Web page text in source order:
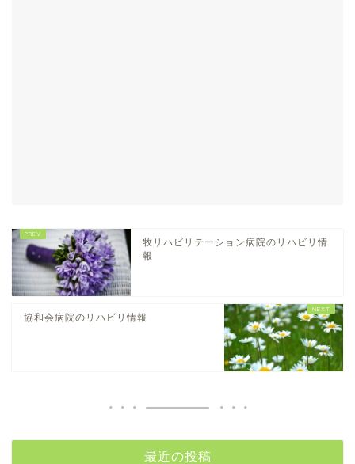
牧リハビリテーション病院のリハビリ情
報
協和会病院のリハビリ情報
最近の投稿